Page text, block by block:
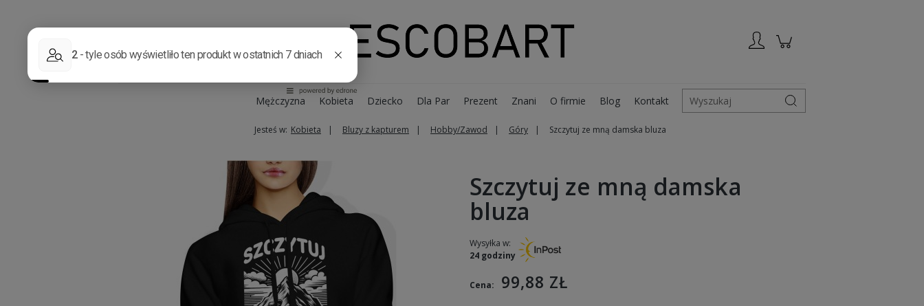
Mężczyzna Kobieta Dziecko Dla Par Prezent Znani O firmie Blog Kontakt Wyszukaj
Jesteś w: Kobieta Bluzy z kapturem Hobby/Zawod Góry Szczytuj ze mną damska bluza
Szczytuj ze mną damska
bluza
Wysyłka w:
24 godziny
Cena: 99,88 ZŁ